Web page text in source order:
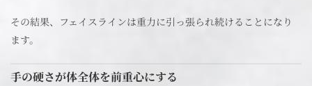
その結果、フェイスラインは重力に引っ張られ続けることになり
ます。
手の硬さが体全体を前重心にする